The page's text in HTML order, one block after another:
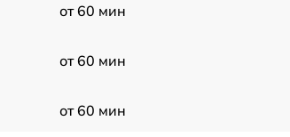
от 60 мин
от 60 мин
от 60 мин